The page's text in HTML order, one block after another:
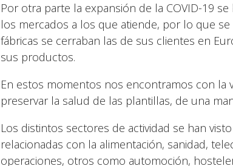
Por otra parte la expansión de la COVID-19
los mercados a los que atiende, por lo que
fábricas se cerraban las de sus clientes en
sus productos.
En estos momentos nos encontramos con la
preservar la salud de las plantillas, de una
Los distintos sectores de actividad se han
relacionadas con la alimentación, sanidad,
operaciones, otros como automoción,